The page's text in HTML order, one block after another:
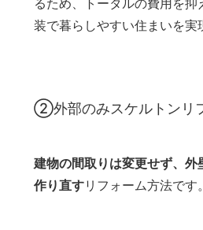
装で暮らしやすい住まいを実
②外部のみスケルトンリ
建物の間取りは変更せず、外
作り直すリフォーム方法です。